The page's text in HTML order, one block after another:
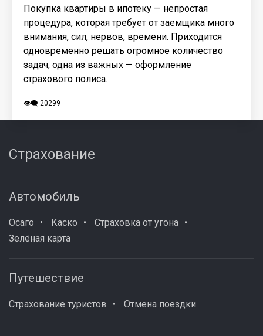
Покупка квартиры в ипотеку — непростая
процедура, которая требует от заемщика много
внимания, сил, нервов, времени. Приходится
одновременно решать огромное количество
задач, одна из важных — оформление
страхового полиса.
👁️‍🗨️ 20299
Страхование
Автомобиль
Осаго Каско
Страховка от угона
Зелёная карта
Путешествие
Страхование туристов Отмена поездки